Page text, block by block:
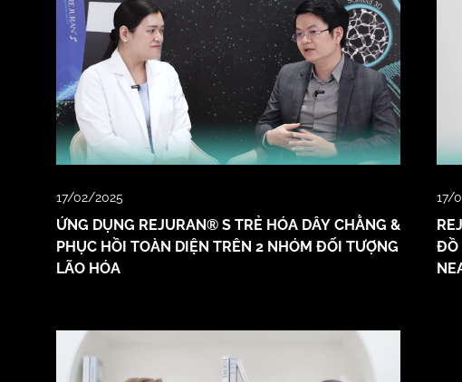
17/02/2025
ỨNG DỤNG REJURAN® S TRẺ HÓA DÂY CHẰNG &
PHỤC HỒI TOÀN DIỆN TRÊN 2 NHÓM ĐỐI TƯỢNG
LÃO HÓA
17/
ĐỒ